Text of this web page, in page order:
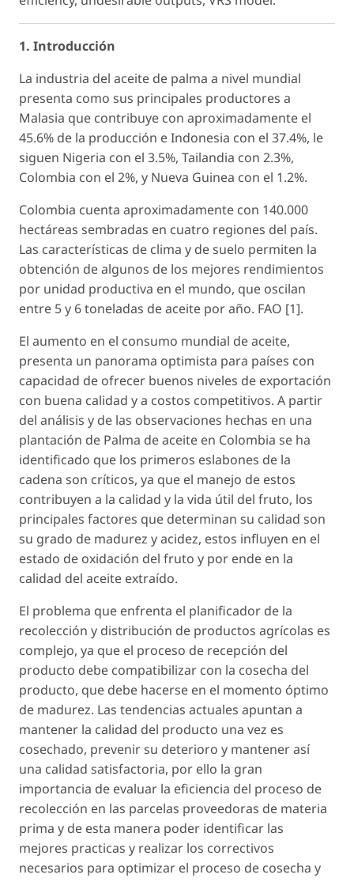
1. Introducción
La industria del aceite de palma a nivel mundial
presenta como sus principales productores a
Malasia que contribuye con aproximadamente el
45.6% de la producción e Indonesia con el 37.4%, le
siguen Nigeria con el 3.5%, Tailandia con 2.3%,
Colombia con el 2%, y Nueva Guinea con el 1.2%.
Colombia cuenta aproximadamente con 140.000
hectáreas sembradas en cuatro regiones del país.
Las características de clima y de suelo permiten la
obtención de algunos de los mejores rendimientos
por unidad productiva en el mundo, que oscilan
entre 5 y 6 toneladas de aceite por año. FAO [1].
El aumento en el consumo mundial de aceite,
presenta un panorama optimista para países con
capacidad de ofrecer buenos niveles de exportación
con buena calidad y a costos competitivos. A partir
del análisis y de las observaciones hechas en una
plantación de Palma de aceite en Colombia se ha
identificado que los primeros eslabones de la
cadena son críticos, ya que el manejo de estos
contribuyen a la calidad y la vida útil del fruto, los
principales factores que determinan su calidad son
su grado de madurez y acidez, estos influyen en el
estado de oxidación del fruto y por ende en la
calidad del aceite extraído.
El problema que enfrenta el planificador de la
recolección y distribución de productos agrícolas es
complejo, ya que el proceso de recepción del
producto debe compatibilizar con la cosecha del
producto, que debe hacerse en el momento óptimo
de madurez. Las tendencias actuales apuntan a
mantener la calidad del producto una vez es
cosechado, prevenir su deterioro y mantener así
una calidad satisfactoria, por ello la gran
importancia de evaluar la eficiencia del proceso de
recolección en las parcelas proveedoras de materia
prima y de esta manera poder identificar las
mejores practicas y realizar los correctivos
necesarios para optimizar el proceso de cosecha y